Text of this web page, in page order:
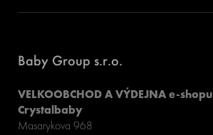
Baby Group s.r.o.
VELKOOBCHOD A VÝDEJNA e-shopu
Crystalbaby
Masarykova 968